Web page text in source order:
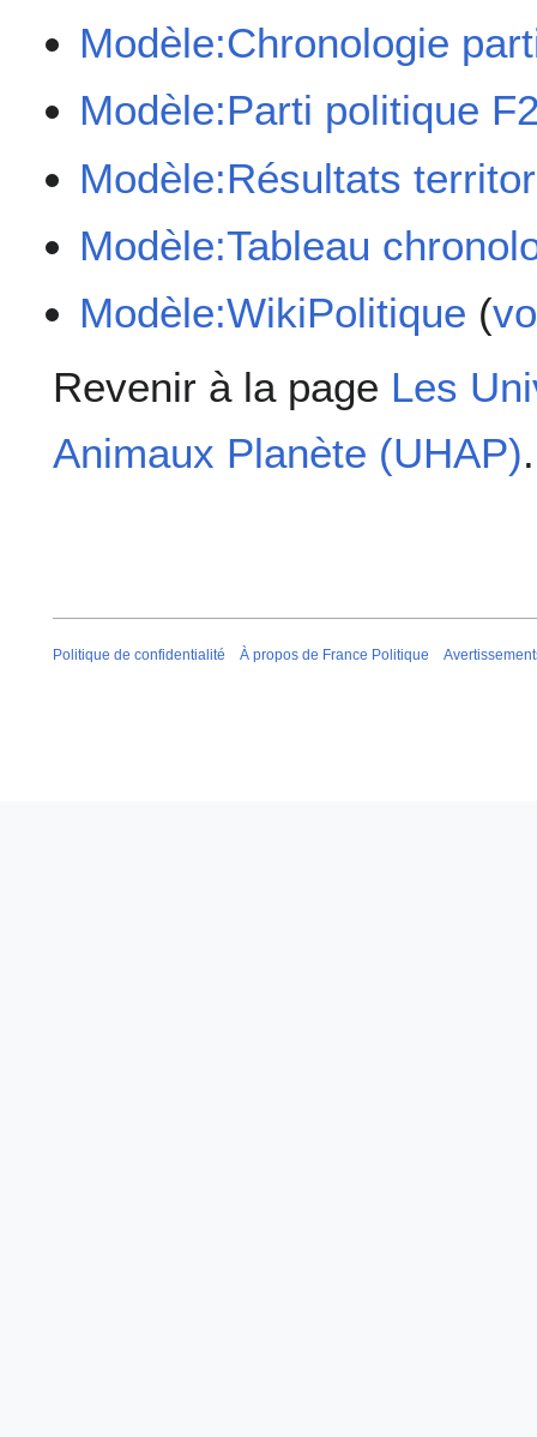
Modèle:Chronologie
Modèle:Parti politique
Modèle:Résultats
Modèle:Tableau
Modèle:WikiPolitique (
Revenir à la page Les
Animaux Planète (UHAP).
Politique de confidentialité À propos de France Politique